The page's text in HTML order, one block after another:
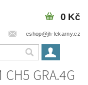
eshop@jh-lekarny.cz
0 Kč
GRA.4G